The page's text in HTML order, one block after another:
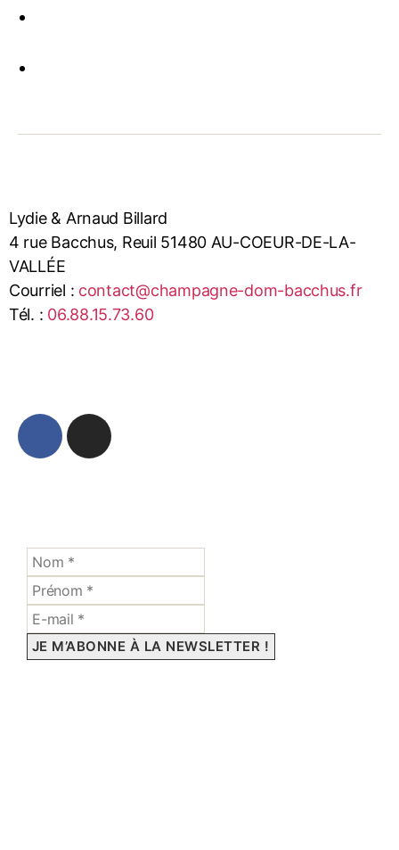
Lydie & Arnaud Billard
4 rue Bacchus, Reuil 51480 AU-COEUR-DE-LA-
VALLÉE
Courriel : contact@champagne-dom-bacchus.fr
Tél. : 06.88.15.73.60